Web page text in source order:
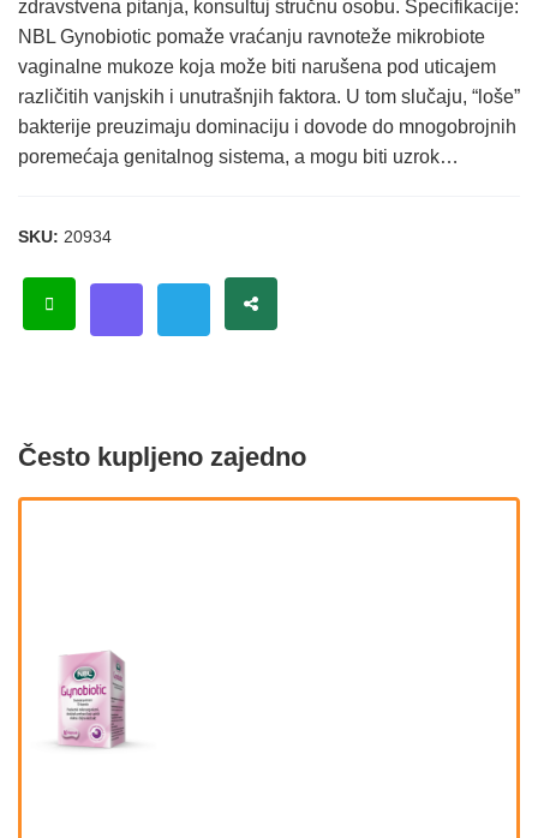
zdravstvena pitanja, konsultuj stručnu osobu. Specifikacije:
NBL Gynobiotic pomaže vraćanju ravnoteže mikrobiote
vaginalne mukoze koja može biti narušena pod uticajem
različitih vanjskih i unutrašnjih faktora. U tom slučaju, “loše”
bakterije preuzimaju dominaciju i dovode do mnogobrojnih
poremećaja genitalnog sistema, a mogu biti uzrok…
SKU: 20934
Često kupljeno zajedno